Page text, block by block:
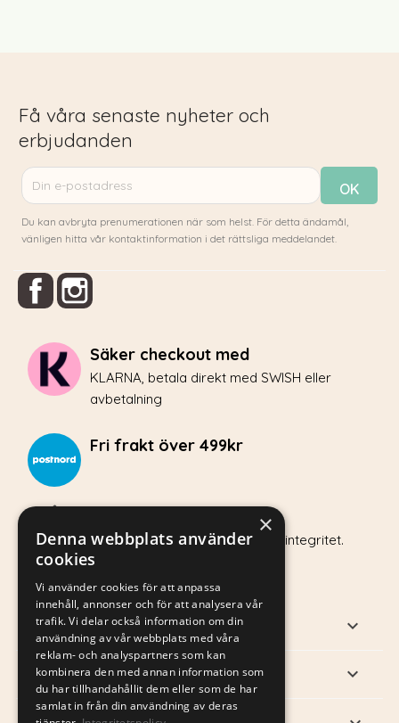
Få våra senaste nyheter och
erbjudanden
Du kan avbryta prenumerationen när som helst. För detta ändamål,
vänligen hitta vår kontaktinformation i det rättsliga meddelandet.
Facebook
Säker checkout med
KLARNA, betala direkt med SWISH eller
avbetalning
Fri frakt över 499kr
Hos Vovvo.se värnar vi om din integritet.
PRODUKTER 
VÅRT FÖRETAG 
×
Denna webbplats använder
cookies
Vi använder cookies för att anpassa
innehåll, annonser och för att analysera vår
trafik. Vi delar också information om din
användning av vår webbplats med våra
reklam- och analyspartners som kan
kombinera den med annan information som
du har tillhandahållit dem eller som de har
samlat in från din användning av deras